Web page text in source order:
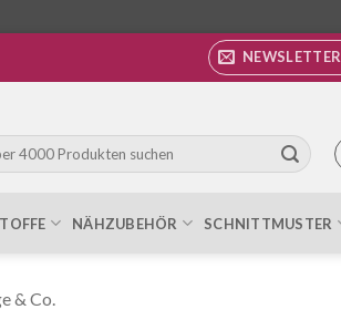
NEWSLETTER
NÄHZUBEHÖR SCHNITTMUSTER
& Co.